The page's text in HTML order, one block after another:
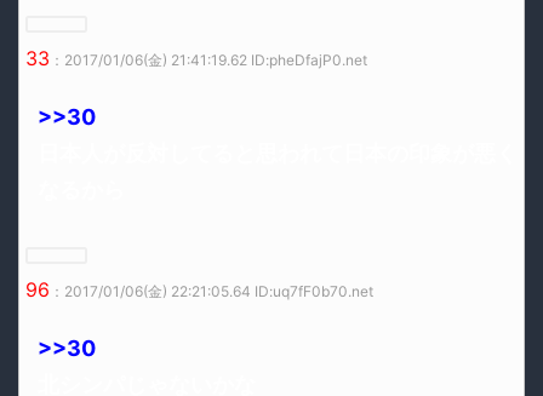
33 ：2017/01/06(金) 21:41:19.62 ID:pheDfajP0.net
>>30
96 ：2017/01/06(金) 22:21:05.64 ID:uq7fF0b70.net
>>30